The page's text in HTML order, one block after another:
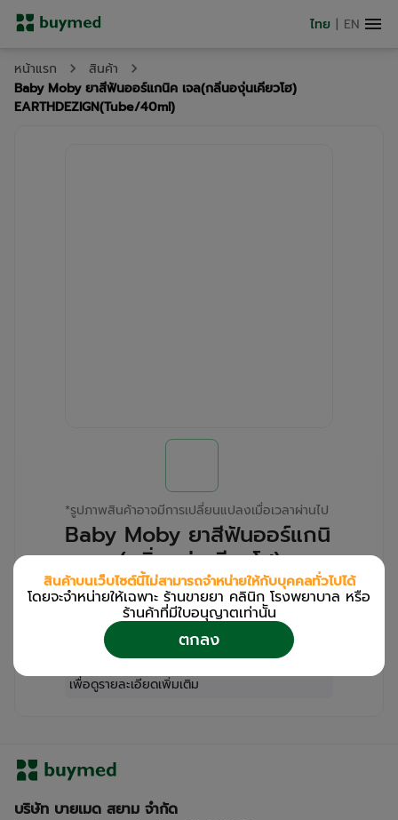
ไทย | EN
หน้าแรก
สินค้า
Baby Moby ยาสีฟันออร์แกนิค เจล(กลิ่นองุ่นเคียวโฮ)
EARTHDEZIGN(Tube/40ml)
*รูปภาพสินค้าอาจมีการเปลี่ยนแปลงเมื่อเวลาผ่านไป
Baby Moby ยาสีฟันออร์แกนิ
ค เจล(กลิ่นองุ่นเคียวโฮ)
EARTHDEZIGN(Tube/40ml)
สำหรับลูกค้าเฉพาะร้านขายยา คลินิก และโรง
พยาบาล
เข้าสู่ระบบ / ลงทะเบียน
เพื่อดูรายละเอียดเพิ่มเติม
บริษัท บายเมด สยาม จำกัด
สินค้าบนเว็บไซต์นี้ไม่สามารถจำหน่ายให้กับบุคคลทั่วไปได้
โดยจะจำหน่ายให้เฉพาะ ร้านขายยา คลินิก โรงพยาบาล หรือ
ร้านค้าที่มีใบอนุญาตเท่านััน
ตกลง